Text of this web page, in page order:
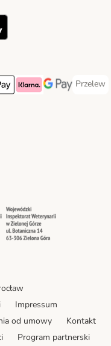
Method
Pay Payment Method
Klarna Payment Method
Google Pay
Przelew
Przelew
Security
Impressum
od umowy
Kontakt
Program partnerski